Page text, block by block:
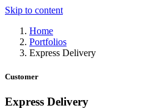
Skip to content
Home
Portfolios
Express Delivery
Customer
Express Delivery